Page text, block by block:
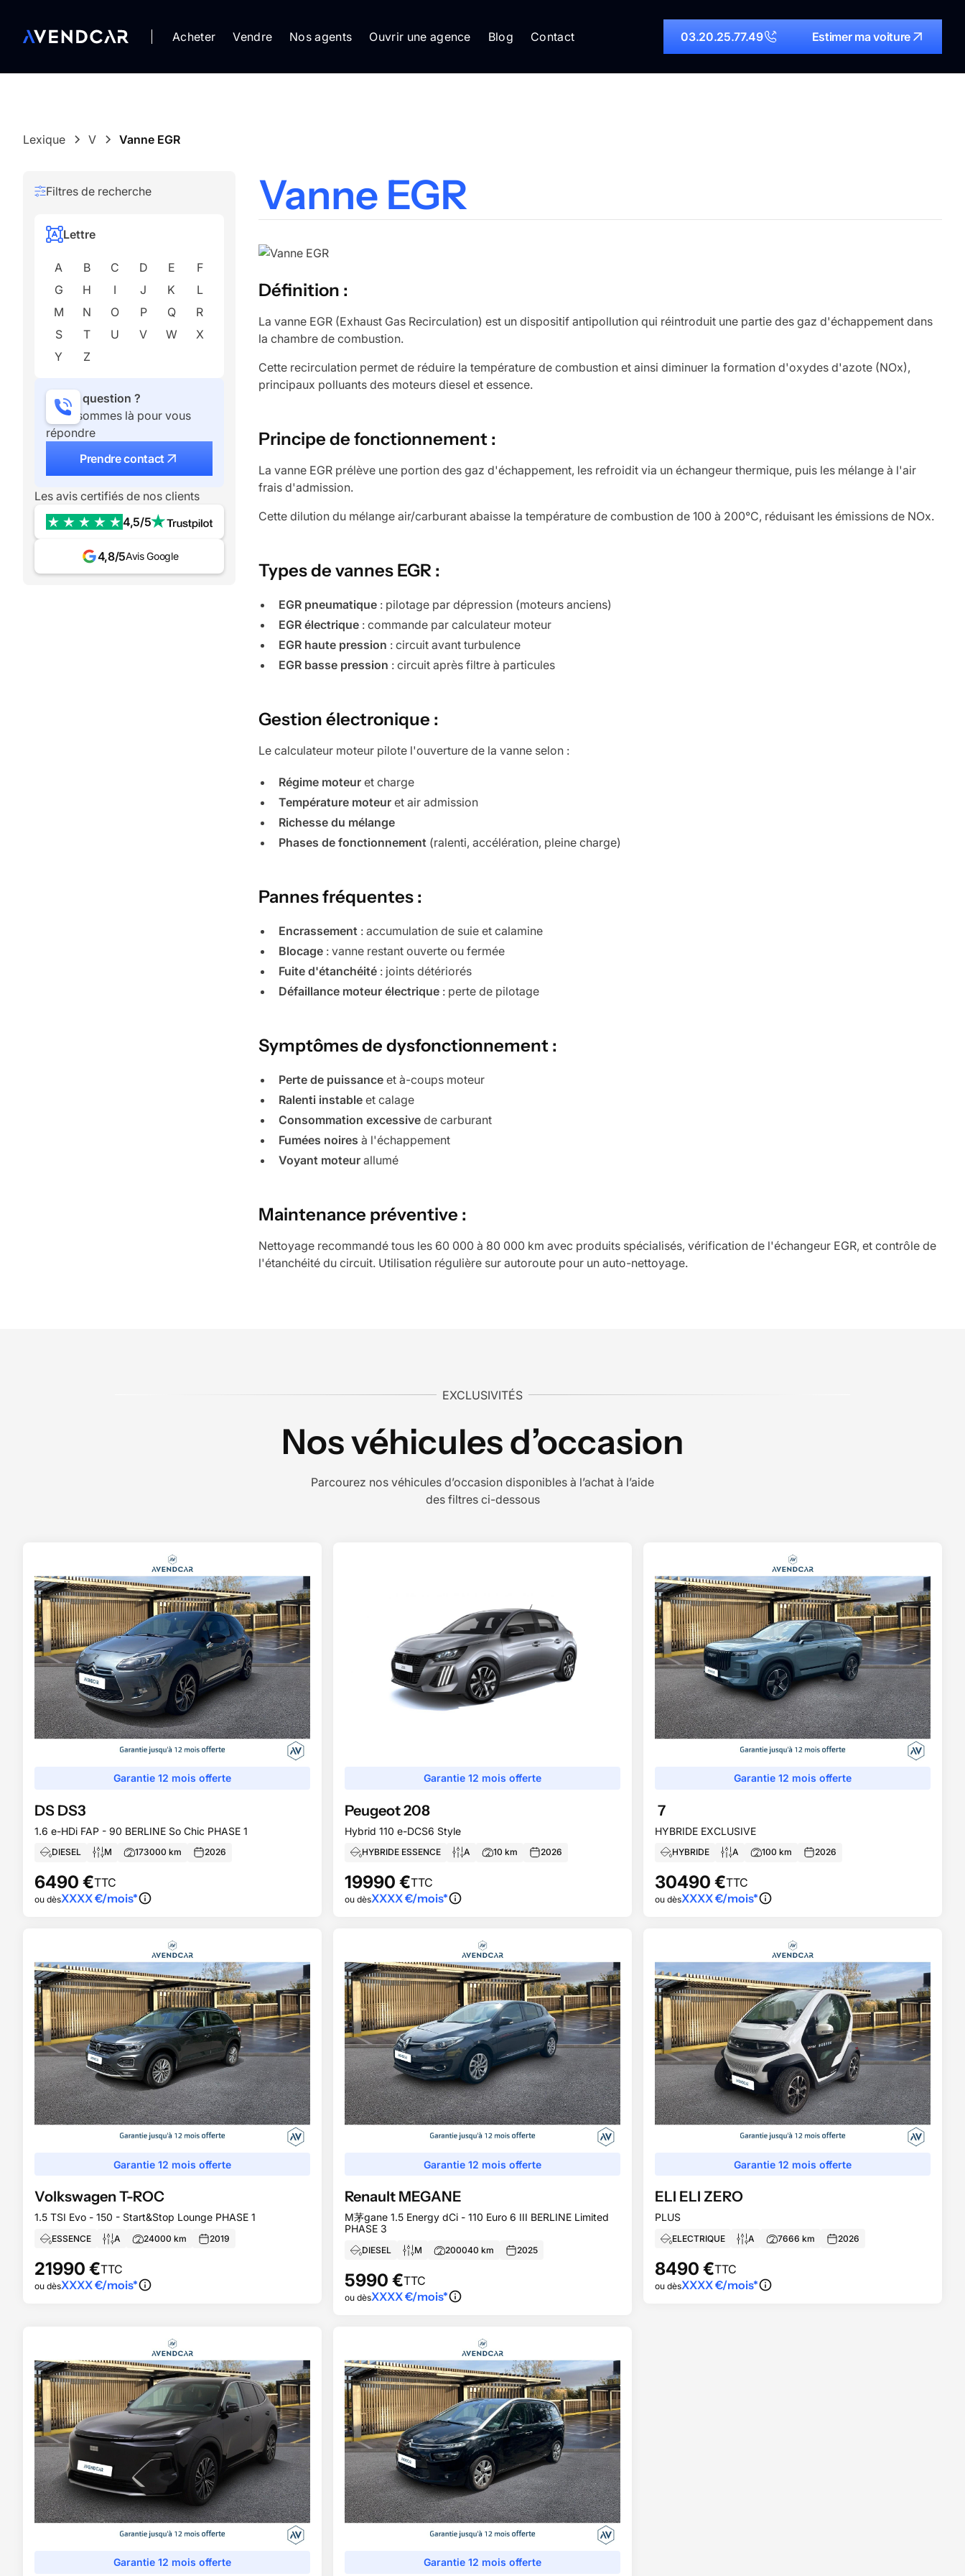
Acheter Vendre Nos agents Ouvrir une agence Blog Contact 03.20.25.77.49 Estimer ma voiture
Lexique V Vanne EGR
Filtres de recherche
Lettre
A B C D E
F
G
H I J K
L
M
N O P Q
R
S
T U V W
X
Y
Z
Une question ?
Nous sommes là pour vous
répondre
Prendre contact
Les avis certifiés de nos clients
4,5/5
4,8/5Avis Google
Vanne EGR
Définition :
La vanne EGR (Exhaust Gas Recirculation) est un dispositif antipollution qui réintroduit une partie des gaz d'échappement dans
la chambre de combustion.
Cette recirculation permet de réduire la température de combustion et ainsi diminuer la formation d'oxydes d'azote (NOx),
principaux polluants des moteurs diesel et essence.
Principe de fonctionnement :
La vanne EGR prélève une portion des gaz d'échappement, les refroidit via un échangeur thermique, puis les mélange à l'air
frais d'admission.
Cette dilution du mélange air/carburant abaisse la température de combustion de 100 à 200°C, réduisant les émissions de NOx.
Types de vannes EGR :
EGR pneumatique : pilotage par dépression (moteurs anciens)
EGR électrique : commande par calculateur moteur
EGR haute pression : circuit avant turbulence
EGR basse pression : circuit après filtre à particules
Gestion électronique :
Le calculateur moteur pilote l'ouverture de la vanne selon :
Régime moteur et charge
Température moteur et air admission
Richesse du mélange
Phases de fonctionnement (ralenti, accélération, pleine charge)
Pannes fréquentes :
Encrassement : accumulation de suie et calamine
Blocage : vanne restant ouverte ou fermée
Fuite d'étanchéité : joints détériorés
Défaillance moteur électrique : perte de pilotage
Symptômes de dysfonctionnement :
Perte de puissance et à-coups moteur
Ralenti instable et calage
Consommation excessive de carburant
Fumées noires à l'échappement
Voyant moteur allumé
Maintenance préventive :
Nettoyage recommandé tous les 60 000 à 80 000 km avec produits spécialisés, vérification de l'échangeur EGR, et contrôle de
l'étanchéité du circuit. Utilisation régulière sur autoroute pour un auto-nettoyage.
EXCLUSIVITÉS
Nos véhicules d’occasion
Parcourez nos véhicules d’occasion disponibles à l’achat à l’aide
des filtres ci-dessous
Garantie 12 mois offerte
DS DS3
1.6 e-HDi FAP - 90 BERLINE So Chic PHASE 1
DIESEL M 173000 km 2026
6490 €TTC
ou dèsXXXX€/mois*
Garantie 12 mois offerte
Peugeot208
Hybrid 110 e-DCS6 Style
HYBRIDE ESSENCE A 10 km 2026
19990 €TTC
ou dèsXXXX€/mois*
Garantie 12 mois offerte
7
HYBRIDE EXCLUSIVE
HYBRIDE A 100 km 2026
30490 €TTC
ou dèsXXXX€/mois*
Garantie 12 mois offerte
Volkswagen T-ROC
1.5 TSI Evo - 150 - Start&Stop Lounge PHASE 1
ESSENCE A 24000 km 2019
21990 €TTC
ou dèsXXXX€/mois*
Garantie 12 mois offerte
Renault MEGANE
M茅gane 1.5 Energy dCi - 110 Euro 6 III BERLINE Limited
PHASE 3
DIESEL M 200040 km 2025
5990 €TTC
ou dèsXXXX€/mois*
Garantie 12 mois offerte
ELI ELI ZERO
PLUS
ELECTRIQUE A 7666 km 2026
8490 €TTC
ou dèsXXXX€/mois*
Garantie 12 mois offerte Garantie 12 mois offerte